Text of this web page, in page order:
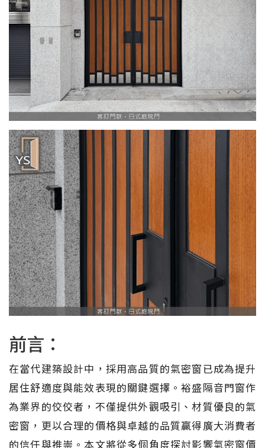
前言：
在當代建築設計中，採用高品質的氣密窗已成為提升
居住舒適度與能效表現的關鍵選擇。裕盛隔音門窗作
為業界的佼佼者，不僅提供外觀吸引、材質優良的氣
密窗，更以合理的價格與卓越的品質贏得廣大消費者
的信任與推崇。本文將從多個角度探討影響氣密窗價